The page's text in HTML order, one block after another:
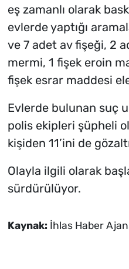
eş zamanlı olarak
evlerde yaptığı
ve 7 adet av fişeği, 2
mermi, 1 fişek eroin
fişek esrar maddesi
Evlerde bulunan suç
polis ekipleri şüpheli
kişiden 11’ini de
Olayla ilgili olarak
sürdürülüyor.
Kaynak: İhlas Haber